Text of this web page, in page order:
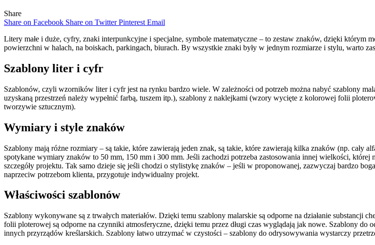
Share
Share on Facebook Share on Twitter Pinterest Email
Litery małe i duże, cyfry, znaki interpunkcyjne i specjalne, symbole matematyczne – to zestaw znaków, dzięki którym
powierzchni w halach, na boiskach, parkingach, biurach. By wszystkie znaki były w jednym rozmiarze i stylu, warto
Szablony liter i cyfr
Szablonów, czyli wzorników liter i cyfr jest na rynku bardzo wiele. W zależności od potrzeb można nabyć szablony
uzyskaną przestrzeń należy wypełnić farbą, tuszem itp.), szablony z naklejkami (wzory wycięte z kolorowej folii
tworzywie sztucznym).
Wymiary i style znaków
Szablony mają różne rozmiary – są takie, które zawierają jeden znak, są takie, które zawierają kilka znaków (np. cały
spotykane wymiary znaków to 50 mm, 150 mm i 300 mm. Jeśli zachodzi potrzeba zastosowania innej wielkości,
szczegóły projektu. Tak samo dzieje się jeśli chodzi o stylistykę znaków – jeśli w proponowanej, zazwyczaj bardzo
naprzeciw potrzebom klienta, przygotuje indywidualny projekt.
Właściwości szablonów
Szablony wykonywane są z trwałych materiałów. Dzięki temu szablony malarskie są odporne na działanie
folii ploterowej są odporne na czynniki atmosferyczne, dzięki temu przez długi czas wyglądają jak nowe. Szablony
innych przyrządów kreślarskich. Szablony łatwo utrzymać w czystości – szablony do odrysowywania wystarczy